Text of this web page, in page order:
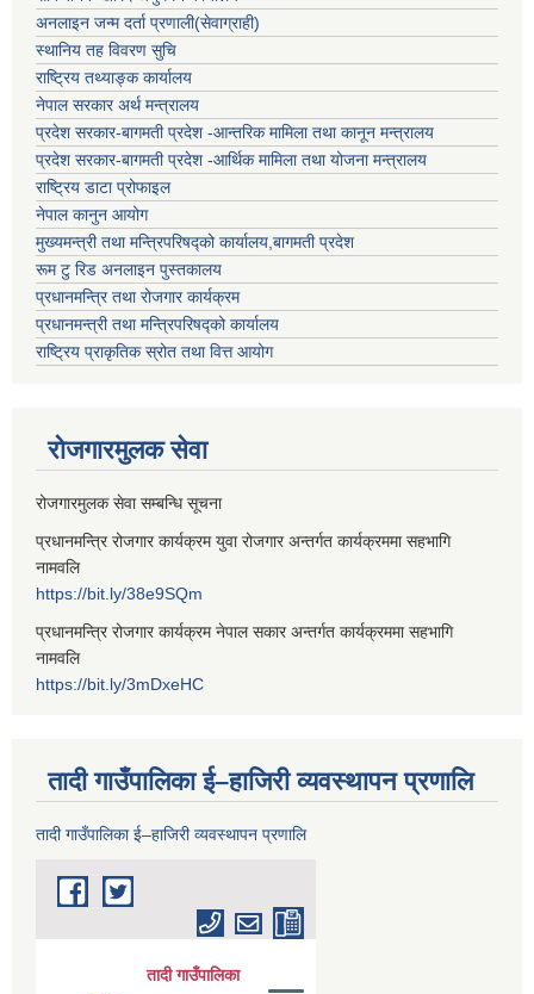
अनलाइन जन्म दर्ता प्रणाली(सेवाग्राही)
स्थानिय तह विवरण सुचि
राष्ट्रिय तथ्याङ्क कार्यालय
नेपाल सरकार अर्थ मन्त्रालय
प्रदेश सरकार-बागमती प्रदेश -आन्तरिक मामिला तथा कानून मन्त्रालय
प्रदेश सरकार-बागमती प्रदेश -आर्थिक मामिला तथा योजना मन्त्रालय
राष्ट्रिय डाटा प्रोफाइल
नेपाल कानुन आयोग
मुख्यमन्त्री तथा मन्त्रिपरिषद्को कार्यालय,बागमती प्रदेश
रूम टु रिड अनलाइन पुस्तकालय
प्रधानमन्त्रि तथा रोजगार कार्यक्रम
प्रधानमन्त्री तथा मन्त्रिपरिषद्को कार्यालय
राष्ट्रिय प्राकृतिक स्रोत तथा वित्त आयोग
रोजगारमुलक सेवा
रोजगारमुलक सेवा सम्बन्धि सूचना
प्रधानमन्त्रि रोजगार कार्यक्रम युवा रोजगार अन्तर्गत कार्यक्रममा सहभागि
नामवलि
https://bit.ly/38e9SQm
प्रधानमन्त्रि रोजगार कार्यक्रम नेपाल सकार अन्तर्गत कार्यक्रममा सहभागि
नामवलि
https://bit.ly/3mDxeHC
तादी गाउँपालिका ई–हाजिरी व्यवस्थापन प्रणालि
तादी गाउँपालिका ई–हाजिरी व्यवस्थापन प्रणालि